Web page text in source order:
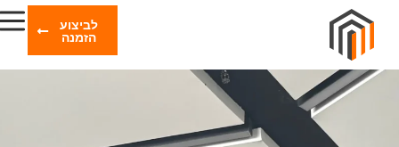
לביצוע
הזמנה